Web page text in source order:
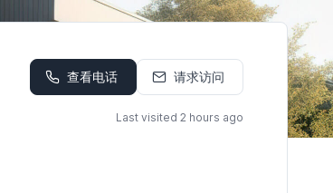
查看电话 请求访问
Last visited 2 hours ago